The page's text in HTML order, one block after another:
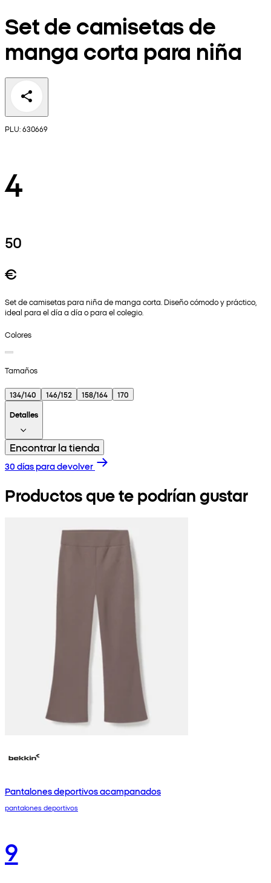
Set de camisetas de
manga corta para niña
PLU: 630669
4
50
€
Set de camisetas para niña de manga corta. Diseño cómodo y práctico,
ideal para el día a día o para el colegio.
Colores
Tamaños
134/140 146/152 158/164
170
Detalles
Encontrar la tienda
30 días para devolver
Productos que te podrían gustar
Pantalones deportivos acampanados
pantalones deportivos
9